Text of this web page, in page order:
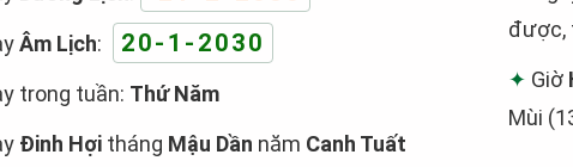
Âm Lịch: 20-1-2030
trong tuần: Thứ Năm
Đinh Hợi tháng Mậu Dần năm Canh Tuất
được,
Giờ
Mùi